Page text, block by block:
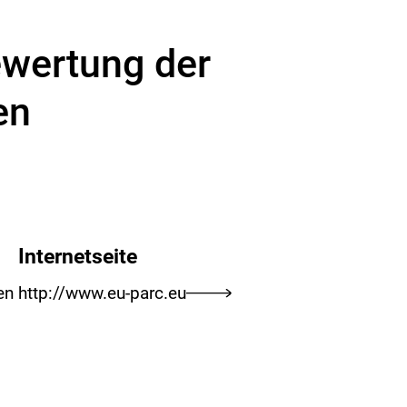
der
Internetseite
http://www.eu-parc.eu